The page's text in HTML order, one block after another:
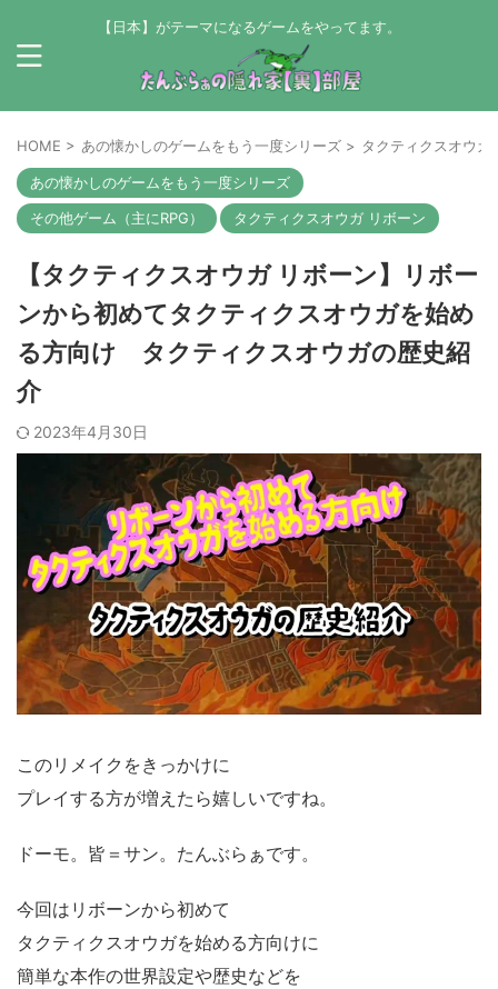
【日本】がテーマになるゲームをやってます。
HOME > あの懐かしのゲームをもう一度シリーズ > タクティクスオウガ
あの懐かしのゲームをもう一度シリーズ
その他ゲーム（主にRPG）
タクティクスオウガ リボーン
【タクティクスオウガ リボーン】リボー
ンから初めてタクティクスオウガを始め
る方向け タクティクスオウガの歴史紹
介
2023年4月30日
このリメイクをきっかけに
プレイする方が増えたら嬉しいですね。
ドーモ。皆＝サン。たんぶらぁです。
今回はリボーンから初めて
タクティクスオウガを始める方向けに
簡単な本作の世界設定や歴史などを